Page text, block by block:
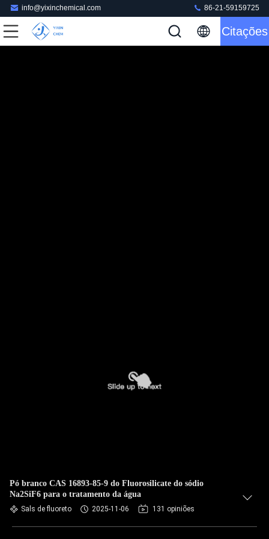
info@yixinchemical.com 86-21-59159725
Citações
Pó branco CAS 16893-85-9 do Fluorosilicate do sódio
Na2SiF6 para o tratamento da água
Sals de fluoreto 2025-11-06 131 opiniões